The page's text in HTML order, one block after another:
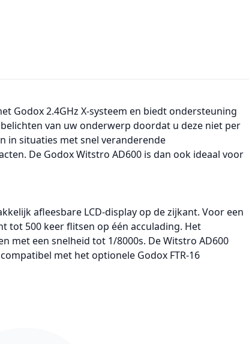
Godox 2.4GHz X-systeem en biedt ondersteuning
belichten van uw onderwerp doordat u deze niet per
in situaties met snel veranderende
De Godox Witstro AD600 is dan ook ideaal voor
afleesbare LCD-display op de zijkant. Voor een
tot 500 keer flitsen op één acculading. Het
met een snelheid tot 1/8000s. De Witstro AD600
met het optionele Godox FTR-16